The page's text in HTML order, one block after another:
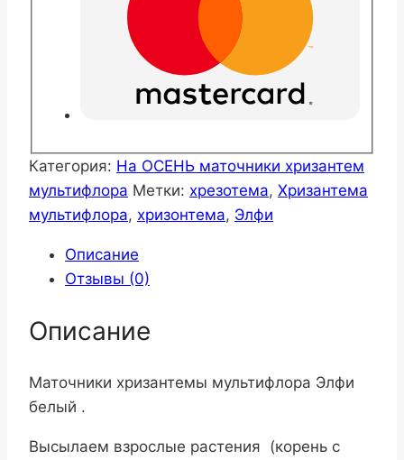
Категория: На ОСЕНЬ маточники хризантем
мультифлора Метки: хрезотема, Хризантема
мультифлора, хризонтема, Элфи
Описание
Отзывы (0)
Описание
Маточники хризантемы мультифлора Элфи
белый .
Высылаем взрослые растения (корень с